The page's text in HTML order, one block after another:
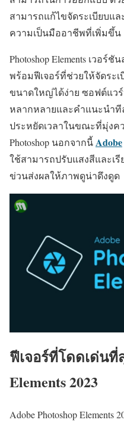
สามารถแก้ไขจัดระเบียบแล
ความเป็นมืออาชีพที่เพิ่มขึ้น
Photoshop Elements เวอร์
พร้อมฟีเจอร์ที่ช่วยให้จัดระ
ขนาดใหญ่ได้ง่าย ซอฟต์แว
หลากหลายและคำแนะนำ
ประหยัดเวลาในขณะที่มุ่งค
Photoshop นอกจากนี้Adobe
ใช้สามารถปรับแสงสีและเ
ข่วนส่งผลให้ภาพดูน่าดึงดูด
ฟีเจอร์ที่โดดเด่นที่
Elements 2023
Adobe Photoshop